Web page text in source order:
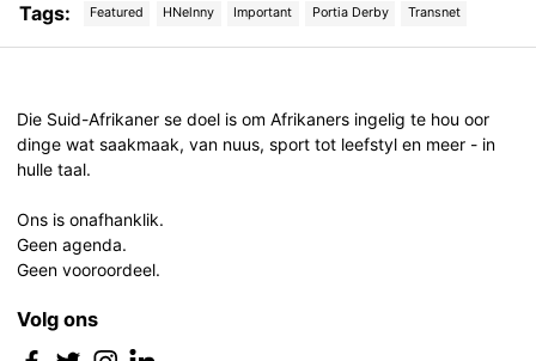
Tags: Featured HNelnny Important Portia Derby Transnet
Die Suid-Afrikaner se doel is om Afrikaners ingelig te hou oor
dinge wat saakmaak, van nuus, sport tot leefstyl en meer - in
hulle taal.
Ons is onafhanklik.
Geen agenda.
Geen vooroordeel.
Volg ons